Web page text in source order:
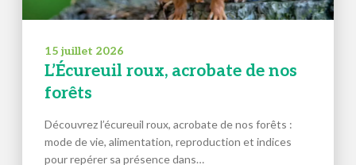
15 juillet 2026
L’Écureuil roux, acrobate de nos
forêts
Découvrez l’écureuil roux, acrobate de nos forêts :
mode de vie, alimentation, reproduction et indices
pour repérer sa présence dans…